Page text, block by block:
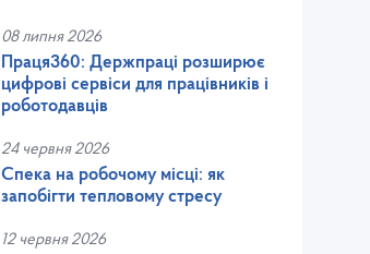
08 липня 2026
Праця360: Держпраці розширює
цифрові сервіси для працівників і
роботодавців
24 червня 2026
Спека на робочому місці: як
запобігти тепловому стресу
12 червня 2026